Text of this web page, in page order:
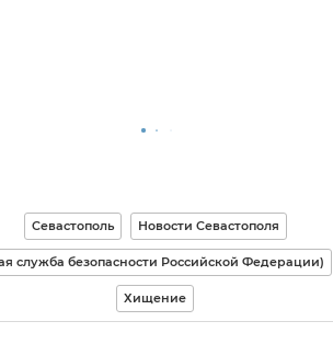
Севастополь Новости Севастополя
служба безопасности Российской Федерации)
Хищение